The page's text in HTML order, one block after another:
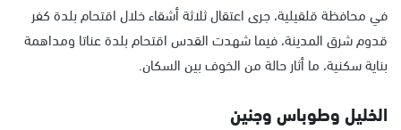
في محافظة قلقيلية، جرى اعتقال ثلاثة أشقاء خلال اقتحام بلدة كفر
قدوم شرق المدينة، فيما شهدت القدس اقتحام بلدة عناتا ومداهمة
بناية سكنية، ما أثار حالة من الخوف بين السكان.
الخليل وطوباس وجنين